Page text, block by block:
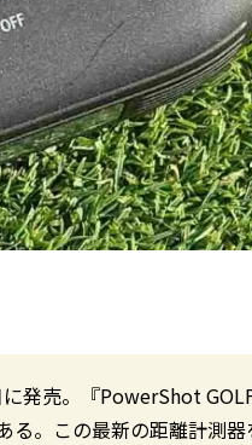
発売。『PowerShot
。この最新の距離計測